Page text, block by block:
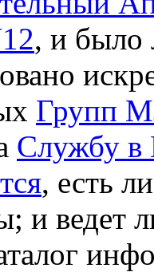
, и было
Групп
Службу в
, есть
и ведет